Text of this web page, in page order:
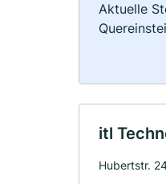
Aktuelle
itl
Hubertstr.